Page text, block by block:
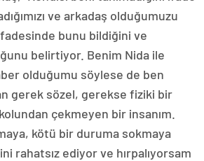
ve arkadaş olduğumuzu
bunu bildiğini ve
belirtiyor. Benim Nida ile
olduğumu söylese de ben
gerek sözel, gerekse fiziki bir
çekmeyen bir insanım.
kötü bir duruma sokmaya
rahatsız ediyor ve hırpalıyorsam